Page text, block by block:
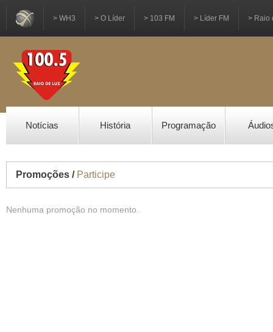
> WH3 > O Líder > 103 FM > Líder FM > Raio
Notícias História Programação
Promoções / Participe
Nenhuma promoção no momento.